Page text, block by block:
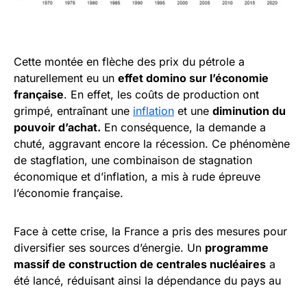
Cette montée en flèche des prix du pétrole a
naturellement eu un effet domino sur l’économie
française. En effet, les coûts de production ont
grimpé, entraînant une inflation et une diminution du
pouvoir d’achat. En conséquence, la demande a
chuté, aggravant encore la récession. Ce phénomène
de stagflation, une combinaison de stagnation
économique et d’inflation, a mis à rude épreuve
l’économie française.
Face à cette crise, la France a pris des mesures pour
diversifier ses sources d’énergie. Un programme
massif de construction de centrales nucléaires a
été lancé, réduisant ainsi la dépendance du pays au